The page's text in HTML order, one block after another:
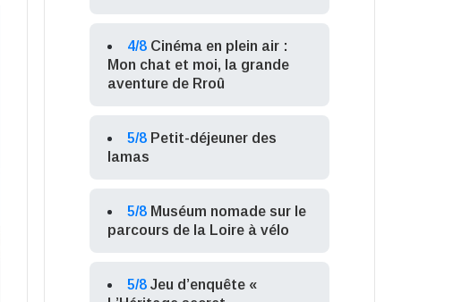
4/8 Cinéma en plein air :
Mon chat et moi, la grande
aventure de Rroû
5/8 Petit-déjeuner des
lamas
5/8 Muséum nomade sur le
parcours de la Loire à vélo
5/8 Jeu d’enquête «